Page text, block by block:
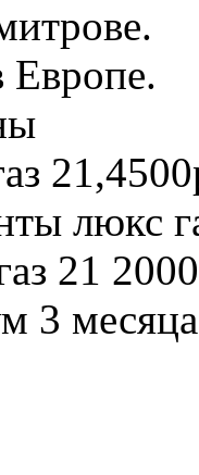
Европе.
люкс
21
3 месяца